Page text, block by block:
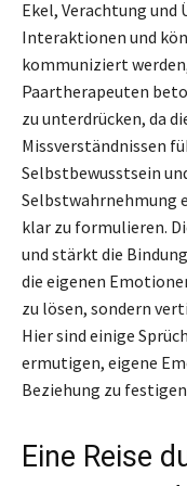
Ekel, Verachtung und
Interaktionen und
kommuniziert
Paartherapeuten
zu unterdrücken, da
Missverständnissen
Selbstbewusstsein
Selbstwahrnehmung
klar zu formulieren.
und stärkt die
die eigenen
zu lösen, sondern
Hier sind einige
ermutigen, eigene
Beziehung zu
Eine Reise